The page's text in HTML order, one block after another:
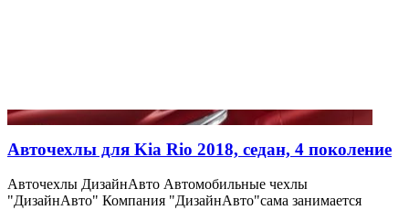
Авточехлы для Kia Rio 2018, седан, 4 поколение
Авточехлы ДизайнАвто Автомобильные чехлы
"ДизайнАвто" Компания "ДизайнАвто"сама занимается